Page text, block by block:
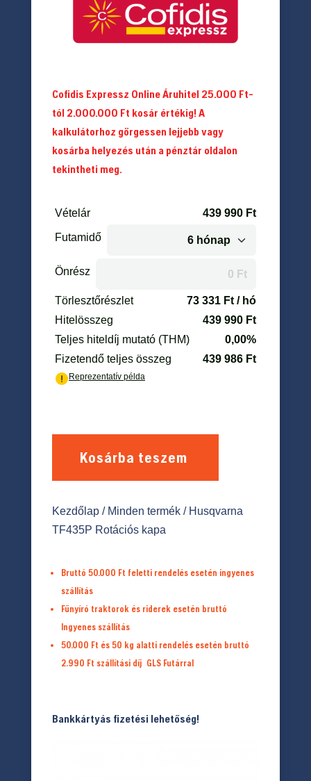
Cofidis Expressz Online Áruhitel 25.000 Ft-
tól 2.000.000 Ft kosár értékig! A
kalkulátorhoz görgessen lejjebb vagy
kosárba helyezés után a pénztár oldalon
tekintheti meg.
Kosárba teszem
Kezdőlap/ Minden termék/ Husqvarna
TF435P Rotációs kapa
Bruttó 50.000 Ft feletti rendelés esetén ingyenes
szállítás
Fűnyíró traktorok és riderek esetén bruttó
Ingyenes szállítás
50.000 Ft és 50 kg alatti rendelés esetén bruttó
2.990 Ft szállítási díj GLS Futárral
Bankkártyás fizetési lehetőség!